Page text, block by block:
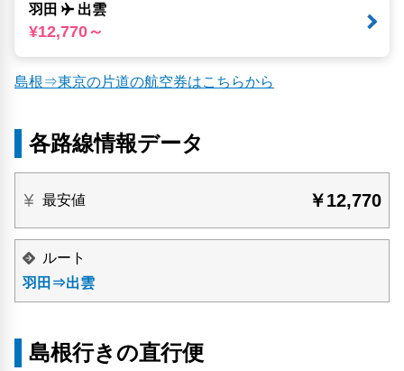
羽田 出雲
¥12,770～
島根⇒東京の片道の航空券はこちらから
各路線情報データ
最安値 ￥12,770
ルート
羽田⇒出雲
島根行きの直行便